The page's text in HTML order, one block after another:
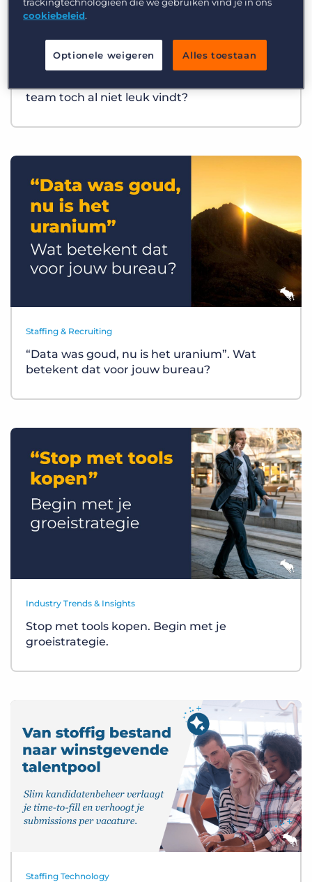
Best Practices
team toch al niet leuk vindt?
Staffing & Recruiting
“Data was goud, nu is het uranium”. Wat
betekent dat voor jouw bureau?
Industry Trends & Insights
Stop met tools kopen. Begin met je
groeistrategie.
Staffing Technology
trackingtechnologieën die we gebruiken vind je in ons
cookiebeleid.
Optionele weigeren Alles toestaan